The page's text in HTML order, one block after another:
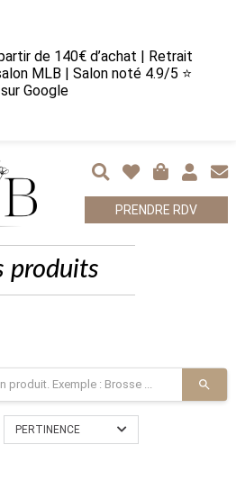
de 140€ d’achat | Retrait
MLB | Salon noté 4.9/5 ⭐
sur Google
PRENDRE RDV
produits
PERTINENCE